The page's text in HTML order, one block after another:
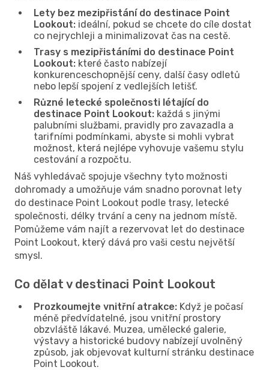
Lety bez mezipřistání do destinace Point
Lookout: ideální, pokud se chcete do cíle dostat
co nejrychleji a minimalizovat čas na cestě.
Trasy s mezipřistáními do destinace Point
Lookout: které často nabízejí
konkurenceschopnější ceny, další časy odletů
nebo lepší spojení z vedlejších letišť.
Různé letecké společnosti létající do
destinace Point Lookout: každá s jinými
palubními službami, pravidly pro zavazadla a
tarifními podmínkami, abyste si mohli vybrat
možnost, která nejlépe vyhovuje vašemu stylu
cestování a rozpočtu.
Náš vyhledávač spojuje všechny tyto možnosti
dohromady a umožňuje vám snadno porovnat lety
do destinace Point Lookout podle trasy, letecké
společnosti, délky trvání a ceny na jednom místě.
Pomůžeme vám najít a rezervovat let do destinace
Point Lookout, který dává pro vaši cestu největší
smysl.
Co dělat v destinaci Point Lookout
Prozkoumejte vnitřní atrakce: Když je počasí
méně předvídatelné, jsou vnitřní prostory
obzvláště lákavé. Muzea, umělecké galerie,
výstavy a historické budovy nabízejí uvolněný
způsob, jak objevovat kulturní stránku destinace
Point Lookout.